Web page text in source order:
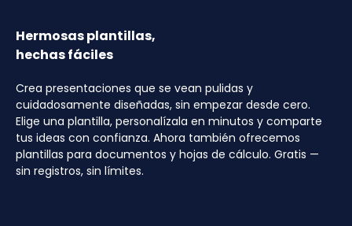
Hermosas plantillas,
hechas fáciles
Crea presentaciones que se vean pulidas y
cuidadosamente diseñadas, sin empezar desde cero.
Elige una plantilla, personalízala en minutos y comparte
tus ideas con confianza. Ahora también ofrecemos
plantillas para documentos y hojas de cálculo. Gratis —
sin registros, sin límites.